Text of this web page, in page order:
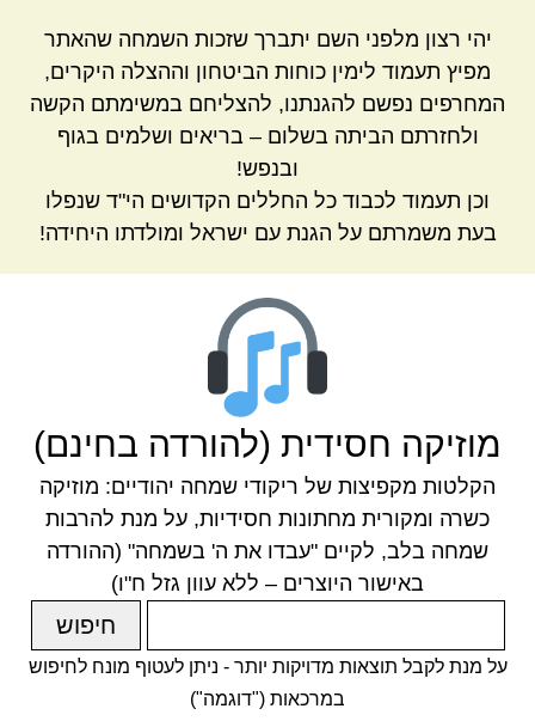
יהי רצון מלפני השם יתברך שזכות השמחה שהאתר
מפיץ תעמוד לימין כוחות הביטחון וההצלה היקרים,
המחרפים נפשם להגנתנו, להצליחם במשימתם הקשה
ולחזרתם הביתה בשלום – בריאים ושלמים בגוף
ובנפש!
וכן תעמוד לכבוד כל החללים הקדושים הי"ד שנפלו
בעת משמרתם על הגנת עם ישראל ומולדתו היחידה!
מוזיקה חסידית (להורדה בחינם)
הקלטות מקפיצות של ריקודי שמחה יהודיים: מוזיקה
כשרה ומקורית מחתונות חסידיות, על מנת להרבות
שמחה בלב, לקיים "עבדו את ה' בשמחה" (ההורדה
באישור היוצרים – ללא עוון גזל ח"ו)
על מנת לקבל תוצאות מדויקות יותר - ניתן לעטוף מונח לחיפוש
במרכאות ("דוגמה")